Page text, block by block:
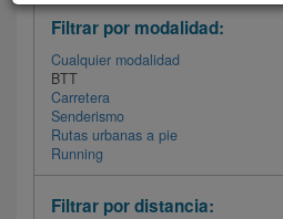
Filtrar por modalidad:
Cualquier modalidad
BTT
Carretera
Senderismo
Rutas urbanas a pie
Running
Filtrar por distancia: